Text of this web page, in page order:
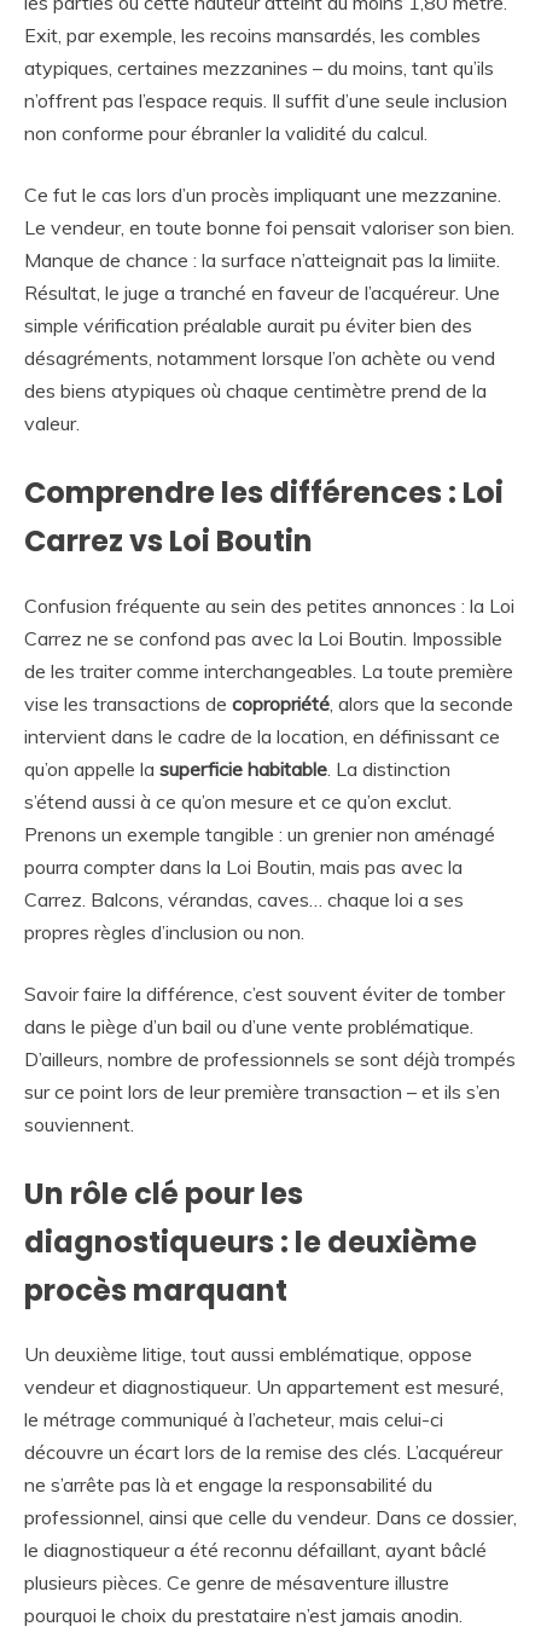
Exit, par exemple, les recoins mansardés, les combles
atypiques, certaines mezzanines – du moins, tant qu’ils
n’offrent pas l’espace requis. Il suffit d’une seule inclusion
non conforme pour ébranler la validité du calcul.
Ce fut le cas lors d’un procès impliquant une mezzanine.
Le vendeur, en toute bonne foi pensait valoriser son bien.
Manque de chance : la surface n’atteignait pas la limiite.
Résultat, le juge a tranché en faveur de l’acquéreur. Une
simple vérification préalable aurait pu éviter bien des
désagréments, notamment lorsque l’on achète ou vend
des biens atypiques où chaque centimètre prend de la
valeur.
Comprendre les différences : Loi
Carrez vs Loi Boutin
Confusion fréquente au sein des petites annonces : la Loi
Carrez ne se confond pas avec la Loi Boutin. Impossible
de les traiter comme interchangeables. La toute première
vise les transactions de copropriété , alors que la seconde
intervient dans le cadre de la location, en définissant ce
qu’on appelle la superficie habitable . La distinction
s’étend aussi à ce qu’on mesure et ce qu’on exclut.
Prenons un exemple tangible : un grenier non aménagé
pourra compter dans la Loi Boutin, mais pas avec la
Carrez. Balcons, vérandas, caves… chaque loi a ses
propres règles d’inclusion ou non.
Savoir faire la différence, c’est souvent éviter de tomber
dans le piège d’un bail ou d’une vente problématique.
D’ailleurs, nombre de professionnels se sont déjà trompés
sur ce point lors de leur première transaction – et ils s’en
souviennent.
Un rôle clé pour les
diagnostiqueurs : le deuxième
procès marquant
Un deuxième litige, tout aussi emblématique, oppose
vendeur et diagnostiqueur. Un appartement est mesuré,
le métrage communiqué à l’acheteur, mais celui-ci
découvre un écart lors de la remise des clés. L’acquéreur
ne s’arrête pas là et engage la responsabilité du
professionnel, ainsi que celle du vendeur. Dans ce dossier,
le diagnostiqueur a été reconnu défaillant, ayant bâclé
plusieurs pièces. Ce genre de mésaventure illustre
pourquoi le choix du prestataire n’est jamais anodin.